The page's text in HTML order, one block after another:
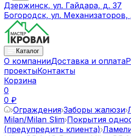
Дзержинск, ул. Гайдара, д. 37
Богородск, ул.
Каталог
О компанииДоставка и оплата
проектыКонтакты
Корзина
0
0 ₽
Ограждения Заборы жалюзи
Milan/Milan Slim Покрытия
(предупредить клиента)